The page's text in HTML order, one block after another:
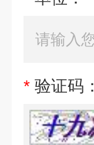
* 验证码：